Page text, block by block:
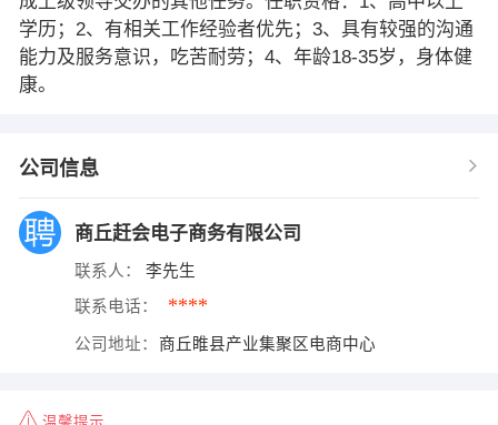
学历；2、有相关工作经验者优先；3、具有较强的沟通
能力及服务意识，吃苦耐劳；4、年龄18-35岁，身体健
康。
公司信息
商丘赶会电子商务有限公司
联系人： 李先生
联系电话： ****
公司地址： 商丘睢县产业集聚区电商中心